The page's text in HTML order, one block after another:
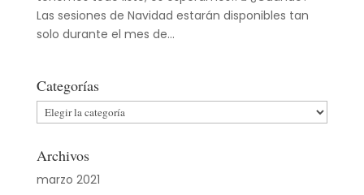
Las sesiones de Navidad estarán disponibles tan
solo durante el mes de...
Categorías
Categorías
Archivos
marzo 2021